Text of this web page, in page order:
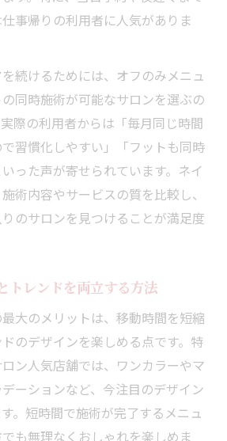
イルサロンのアクセス事情解説
ン選びはアクセスと利便性が重
事帰りの利用者に人気がありま
続けるためには、オフのみメニュ
同時施術が可能なサロンを選ぶの
際の利用者からは「毎月同じ時間
習慣化しやすい」「フットも同時
った声が寄せられています。ネイ
術内容やサービスの質を比較し、
のサロンを見つけることが満足度
トレンドを両立する方法
大のメリットは、移動時間を短縮
のデザインを楽しめる点です。特
ン人気店舗では、ワンカラーやマ
ーションなど、今注目のデザイン
。短時間で施術が完了するメニュ
も無理なくおしゃれを楽しめま